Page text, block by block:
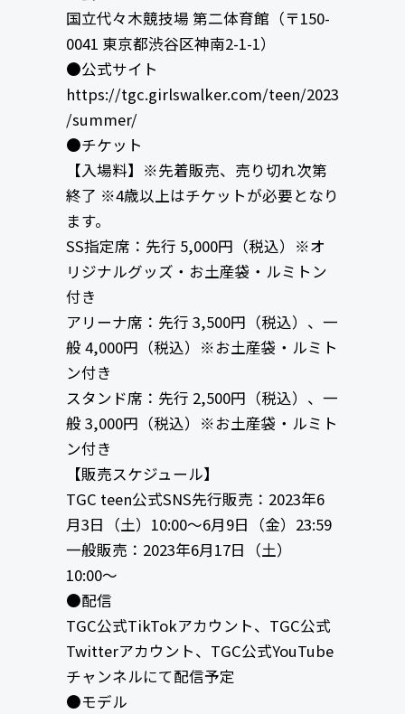
国立代々木競技場 第二体育館（〒150-
0041 東京都渋谷区神南2-1-1）
●公式サイト
https://tgc.girlswalker.com/teen/2023
/summer/
●チケット
【入場料】※先着販売、売り切れ次第
終了 ※4歳以上はチケットが必要となり
ます。
SS指定席：先行 5,000円（税込）※オ
リジナルグッズ・お土産袋・ルミトン
付き
アリーナ席：先行 3,500円（税込）、一
般 4,000円（税込）※お土産袋・ルミト
ン付き
スタンド席：先行 2,500円（税込）、一
般 3,000円（税込）※お土産袋・ルミト
ン付き
【販売スケジュール】
TGC teen公式SNS先行販売：2023年6
月3日（土）10:00〜6月9日（金）23:59
一般販売：2023年6月17日（土）
10:00〜
●配信
TGC公式TikTokアカウント、TGC公式
Twitterアカウント、TGC公式YouTube
チャンネルにて配信予定
●モデル